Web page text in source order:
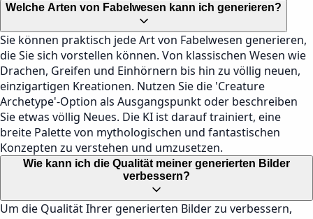
Welche Arten von Fabelwesen kann ich generieren?
Sie können praktisch jede Art von Fabelwesen generieren,
die Sie sich vorstellen können. Von klassischen Wesen wie
Drachen, Greifen und Einhörnern bis hin zu völlig neuen,
einzigartigen Kreationen. Nutzen Sie die 'Creature
Archetype'-Option als Ausgangspunkt oder beschreiben
Sie etwas völlig Neues. Die KI ist darauf trainiert, eine
breite Palette von mythologischen und fantastischen
Konzepten zu verstehen und umzusetzen.
Wie kann ich die Qualität meiner generierten Bilder
verbessern?
Um die Qualität Ihrer generierten Bilder zu verbessern,